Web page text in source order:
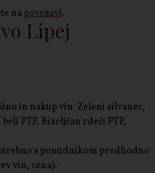
napovezavi.
Lipej
in nakup vin: Zeleni silvanec,
PTP, Bizeljčan rdeči PTP,
s ponudnikom predhodno
vin, cena).